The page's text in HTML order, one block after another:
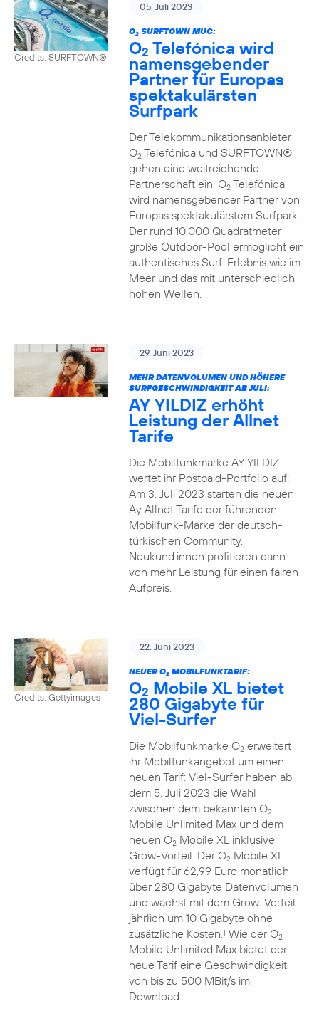
Credits: SURFTOWN®
05. Juli 2023
O2SURFTOWN MUC:
O2 Telefónica wird
namensgebender
Partner für Europas
spektakulärsten
Surfpark
Der Telekommunikationsanbieter
O2Telefónica und SURFTOWN®
gehen eine weitreichende
Partnerschaft ein: O2Telefónica
wird namensgebender Partner von
Europas spektakulärstem Surfpark.
Der rund 10.000 Quadratmeter
große Outdoor-Pool ermöglicht ein
authentisches Surf-Erlebnis wie im
Meer und das mit unterschiedlich
hohen Wellen.
29. Juni 2023
MEHR DATENVOLUMEN UND HÖHERE
SURFGESCHWINDIGKEIT AB JULI:
AY YILDIZ erhöht
Leistung der Allnet
Tarife
Die Mobilfunkmarke AY YILDIZ
wertet ihr Postpaid-Portfolio auf:
Am 3. Juli 2023 starten die neuen
Ay Allnet Tarife der führenden
Mobilfunk-Marke der deutsch-
türkischen Community.
Neukund:innen profitieren dann
von mehr Leistung für einen fairen
Aufpreis.
Credits: Gettyimages
22. Juni 2023
NEUER O2MOBILFUNKTARIF:
O2 Mobile XL bietet
280 Gigabyte für
Viel-Surfer
Die Mobilfunkmarke O2erweitert
ihr Mobilfunkangebot um einen
neuen Tarif: Viel-Surfer haben ab
dem 5. Juli 2023 die Wahl
zwischen dem bekannten O2
Mobile Unlimited Max und dem
neuen O2Mobile XL inklusive
Grow-Vorteil. Der O2Mobile XL
verfügt für 62,99 Euro monatlich
über 280 Gigabyte Datenvolumen
und wächst mit dem Grow-Vorteil
jährlich um 10 Gigabyte ohne
zusätzliche Kosten.1 Wie der O2
Mobile Unlimited Max bietet der
neue Tarif eine Geschwindigkeit
von bis zu 500 MBit/s im
Download.